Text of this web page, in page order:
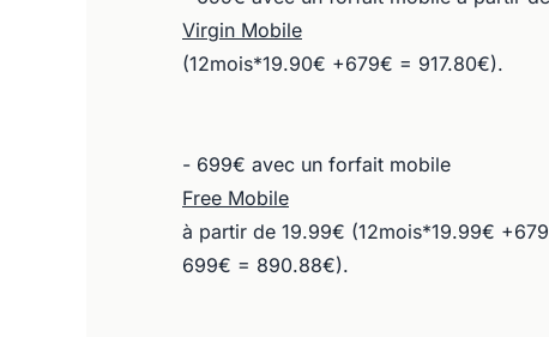
Virgin Mobile
(12mois*19.90€ +679€ = 917.80€).
- 699€ avec un forfait mobile
Free Mobile
à partir de 19.99€ (12mois*19.99€
699€ = 890.88€).